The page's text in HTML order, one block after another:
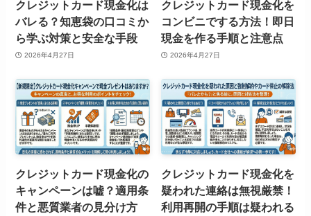
クレジットカード現金化は
バレる？知恵袋の口コミか
ら学ぶ対策と安全な手段
2026年4月27日
クレジットカード現金化を
コンビニでする方法！即日
現金を作る手順と注意点
2026年4月27日
クレジットカード現金化の
キャンペーンは嘘？適用条
件と悪質業者の見分け方
クレジットカード現金化を
疑われた連絡は無視厳禁！
利用再開の手順は疑われる